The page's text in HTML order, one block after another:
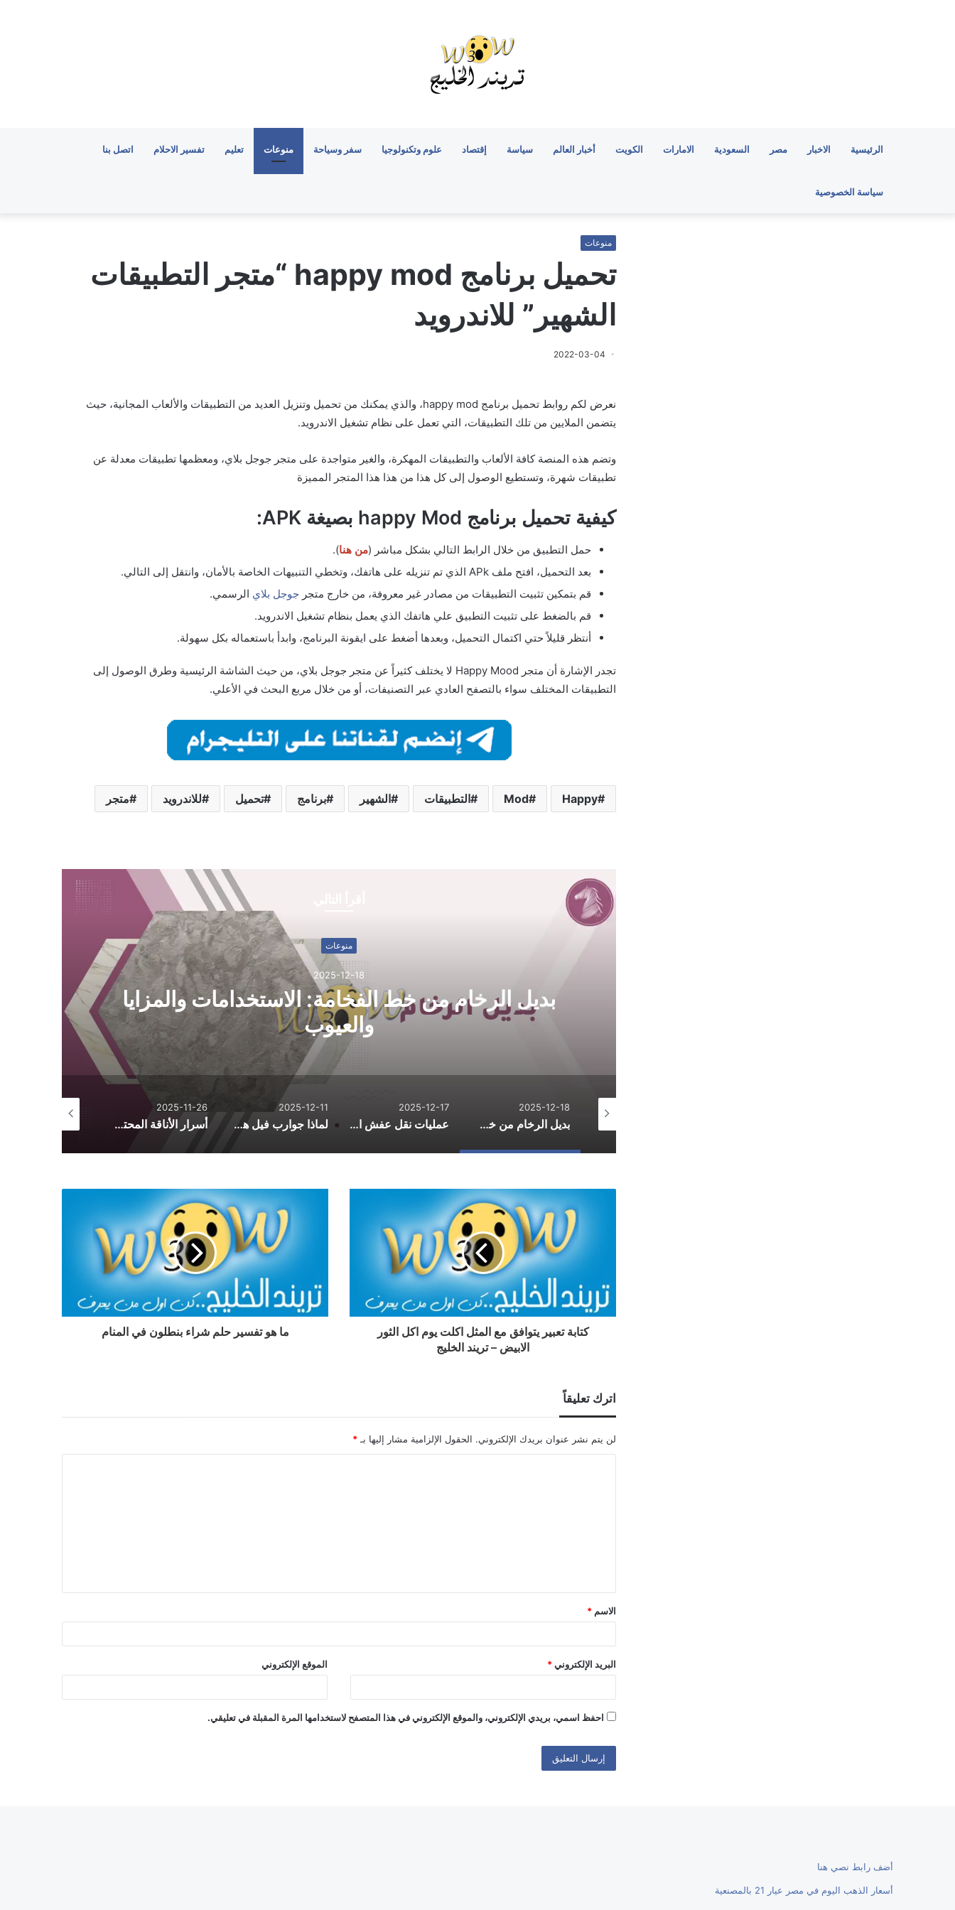
الرئيسية الاخبار مصر السعودية الامارات الكويت أخبار العالم سياسة إقتصاد علوم وتكنولوجيا سفر وسياحة منوعات تعليم تفسير الاحلام اتصل بنا
سياسة الخصوصية
منوعات
تحميل برنامج happy mod “متجر التطبيقات
الشهير” للاندرويد
2022-03-04
نعرض لكم روابط تحميل برنامج happy mod، والذي يمكنك من تحميل وتنزيل العديد من التطبيقات والألعاب المجانية، حيث
يتضمن الملايين من تلك التطبيقات، التي تعمل على نظام تشغيل الاندرويد.
وتضم هذه المنصة كافة الألعاب والتطبيقات المهكرة، والغير متواجدة على متجر جوجل بلاي، ومعظمها تطبيقات معدلة عن
تطبيقات شهرة، وتستطيع الوصول إلى كل هذا من هذا هذا المتجر المميزة
كيفية تحميل برنامج happy Mod بصيغة APK:
حمل التطبيق من خلال الرابط التالي بشكل مباشر (من هنا).
بعد التحميل، افتح ملف APk الذي تم تنزيله على هاتفك، وتخطي التنبيهات الخاصة بالأمان، وانتقل إلى التالي.
قم بتمكين تثبيت التطبيقات من مصادر غير معروفة، من خارج متجر جوجل بلاي الرسمي.
قم بالضغط على تثبيت التطبيق علي هاتفك الذي يعمل بنظام تشغيل الاندرويد.
أنتظر قليلاً حتي اكتمال التحميل، وبعدها أضغط على ايقونة البرنامج، وابدأ باستعماله بكل سهولة.
تجدر الإشارة أن متجر Happy Mood لا يختلف كثيراً عن متجر جوجل بلاي، من حيث الشاشة الرئيسية وطرق الوصول إلى
التطبيقات المختلف سواء بالتصفح العادي عبر التصنيفات، أو من خلال مربع البحث في الأعلي.
Happy
Mod التطبيقات الشهير برنامج تحميل للاندرويد متجر
منوعات
2025-12-18
بديل الرخام من خط الفخامة: الاستخدامات والمزايا
والعيوب
2025-12-18
بديل الرخام من خط الفخامة: الاستخدامات والمزايا والعيوب
2025-12-17
عمليات نقل عفش احترافية لتسهيل يوم التنقل
2025-12-11
لماذا جوارب فيل هي الأكثر راحة؟ أسرار الجودة والتصنيع
2025-11-26
أسرار الأناقة المحتشمة: دليل تنسيق الأزياء اليومية من فساتين وأطقم وعبايات
2025-10-26
كتابة تعبير يتوافق مع المثل اكلت يوم اكل الثور
الابيض – تريند الخليج
ما هو تفسير حلم شراء بنطلون في المنام
اترك تعليقاً
لن يتم نشر عنوان بريدك الإلكتروني. الحقول الإلزامية مشار إليها بـ *
ق
*
الاسم *
البريد الإلكتروني * الموقع الإلكتروني
احفظ اسمي، بريدي الإلكتروني، والموقع الإلكتروني في هذا المتصفح لاستخدامها المرة المقبلة في تعليقي.
أضف رابط نصي هنا
أسعار الذهب اليوم في مصر عيار 21 بالمصنعية